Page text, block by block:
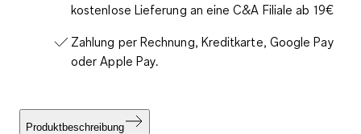
kostenlose Lieferung an eine C&A Filiale ab 19€
Zahlung per Rechnung, Kreditkarte, Google Pay
oder Apple Pay.
Produktbeschreibung